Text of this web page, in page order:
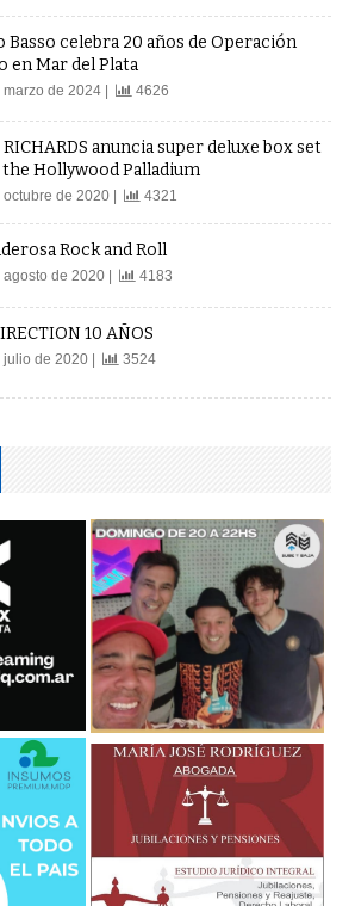
Basso celebra 20 años de Operación
en Mar del Plata
de 2024 | 4626
anuncia super deluxe box set
the Hollywood Palladium
de 2020 | 4321
Rock and Roll
de 2020 | 4183
10 AÑOS
de 2020 | 3524